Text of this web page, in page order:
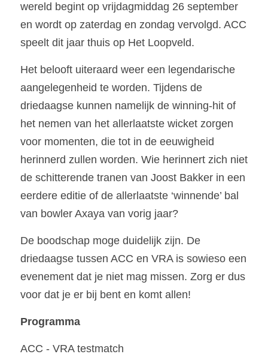
wereld begint op vrijdagmiddag 26 september
en wordt op zaterdag en zondag vervolgd. ACC
speelt dit jaar thuis op Het Loopveld.
Het belooft uiteraard weer een legendarische
aangelegenheid te worden. Tijdens de
driedaagse kunnen namelijk de winning-hit of
het nemen van het allerlaatste wicket zorgen
voor momenten, die tot in de eeuwigheid
herinnerd zullen worden. Wie herinnert zich niet
de schitterende tranen van Joost Bakker in een
eerdere editie of de allerlaatste ‘winnende’ bal
van bowler Axaya van vorig jaar?
De boodschap moge duidelijk zijn. De
driedaagse tussen ACC en VRA is sowieso een
evenement dat je niet mag missen. Zorg er dus
voor dat je er bij bent en komt allen!
Programma
ACC - VRA testmatch